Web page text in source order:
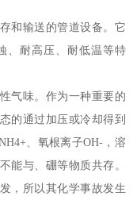
和输送的管道设备。它
、耐高压、耐低温等特
气味。作为一种重要的
的通过加压或冷却得到
、氧根离子OH-，溶
能与、硼等物质共存。
，所以其化学事故发生